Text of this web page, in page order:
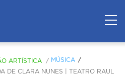
ARTÍSTICA / MÚSICA
DE CLARA NUNES | TEATRO RAUL